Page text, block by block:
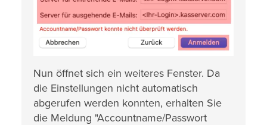
Nun öffnet sich ein weiteres Fenster. Da
die Einstellungen nicht automatisch
abgerufen werden konnten, erhalten Sie
die Meldung "Accountname/Passwort